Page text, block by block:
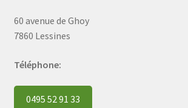
60 avenue de Ghoy
7860 Lessines
Téléphone:
0495 52 91 33